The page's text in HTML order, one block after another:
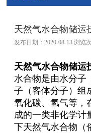
天然气水合物储运
发布日期：2020-08-13 浏览
天然气水合物储运
水合物是由水分子
子（客体分子）组
氧化碳、氢气等，
成的一类非化学计
下天然气水合物（